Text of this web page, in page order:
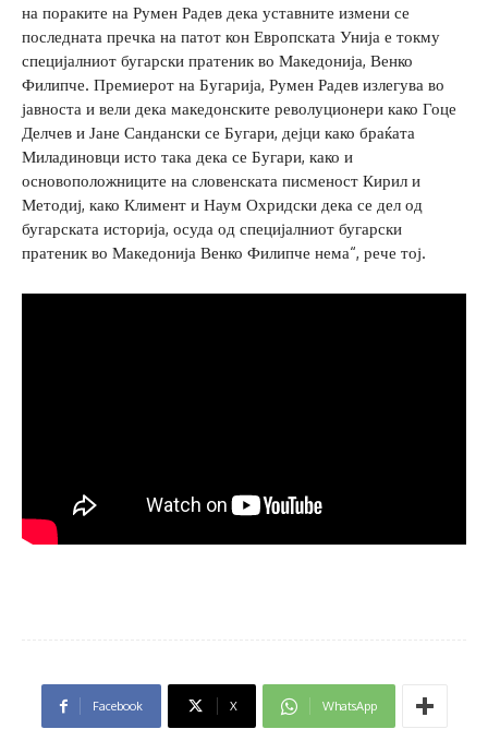
на пораките на Румен Радев дека уставните измени се
последната пречка на патот кон Европската Унија е токму
специјалниот бугарски пратеник во Македонија, Венко
Филипче. Премиерот на Бугарија, Румен Радев излегува во
јавноста и вели дека македонските револуционери како Гоце
Делчев и Јане Сандански се Бугари, дејци како браќата
Миладиновци исто така дека се Бугари, како и
основоположниците на словенската писменост Кирил и
Методиј, како Климент и Наум Охридски дека се дел од
бугарската историја, осуда од специјалниот бугарски
пратеник во Македонија Венко Филипче нема“, рече тој.
Facebook X WhatsApp